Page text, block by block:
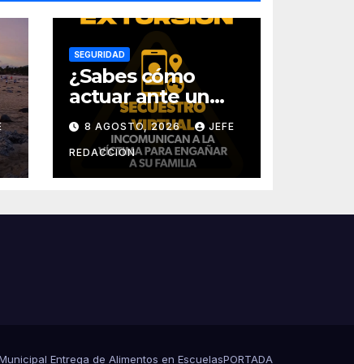
SEGURIDAD
¿Sabes cómo
actuar ante un
intento de
secuestro virtual?
La SSP te guía
para evitarlo
8 AGOSTO, 2026 JEFE
REDACCION
Entrega de Alimentos en EscuelasPORTADA